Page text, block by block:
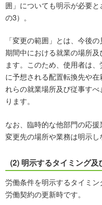
囲」についても明示が必要
の3）。
「変更の範囲」とは、今後
期間中における就業の場所
ます。このため、使用者は
に予想される配置転換先や
れらの就業場所及び従事す
ります。
なお、臨時的な他部門の応
変更先の場所や業務は明示し
(2) 明示するタイミング及
労働条件を明示するタイミ
労働契約の更新時です。